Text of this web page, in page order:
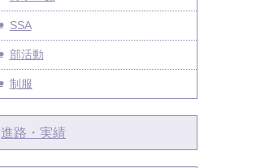
SSA
部活動
制服
進路・実績